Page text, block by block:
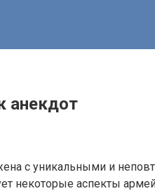
анекдот
с уникальными и
некоторые аспекты